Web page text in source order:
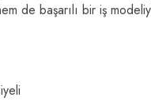
de başarılı bir iş